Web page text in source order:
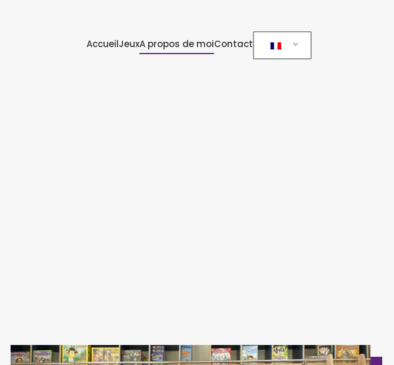
AccueilJeuxA propos de moiContact